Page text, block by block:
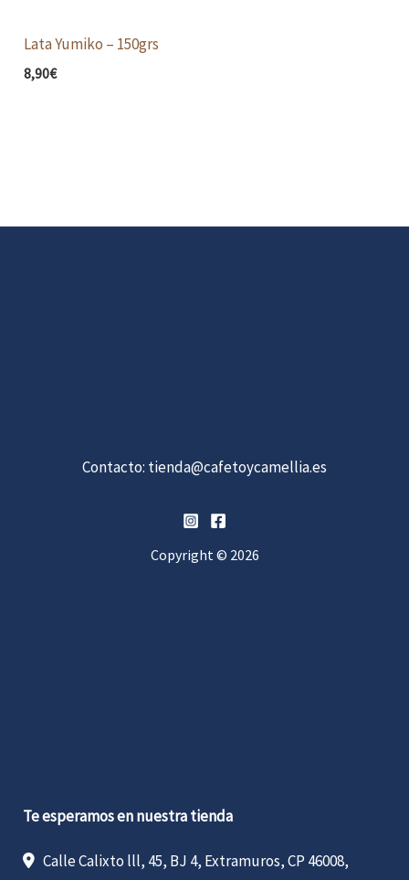
Lata Yumiko – 150grs
8,90€
Contacto: tienda@cafetoycamellia.es
Copyright © 2026
Te esperamos en nuestra tienda
Calle Calixto lll, 45, BJ 4, Extramuros, CP 46008,